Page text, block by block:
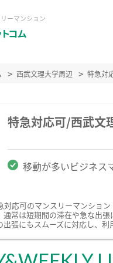
ーマンション
西武文理大学周辺 特急対
特急対応可/西武文
移動が多いビジネス
対応可のマンスリーマンショ
通常は短期間の滞在や急な出
張にもスムーズに対応し、